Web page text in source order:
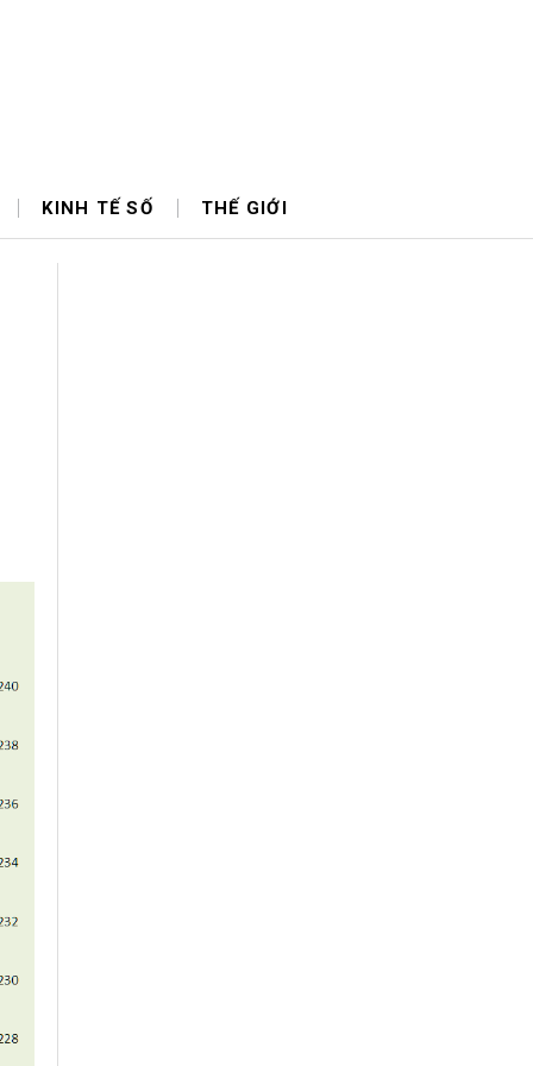
KINH TẾ SỐ THẾ GIỚI